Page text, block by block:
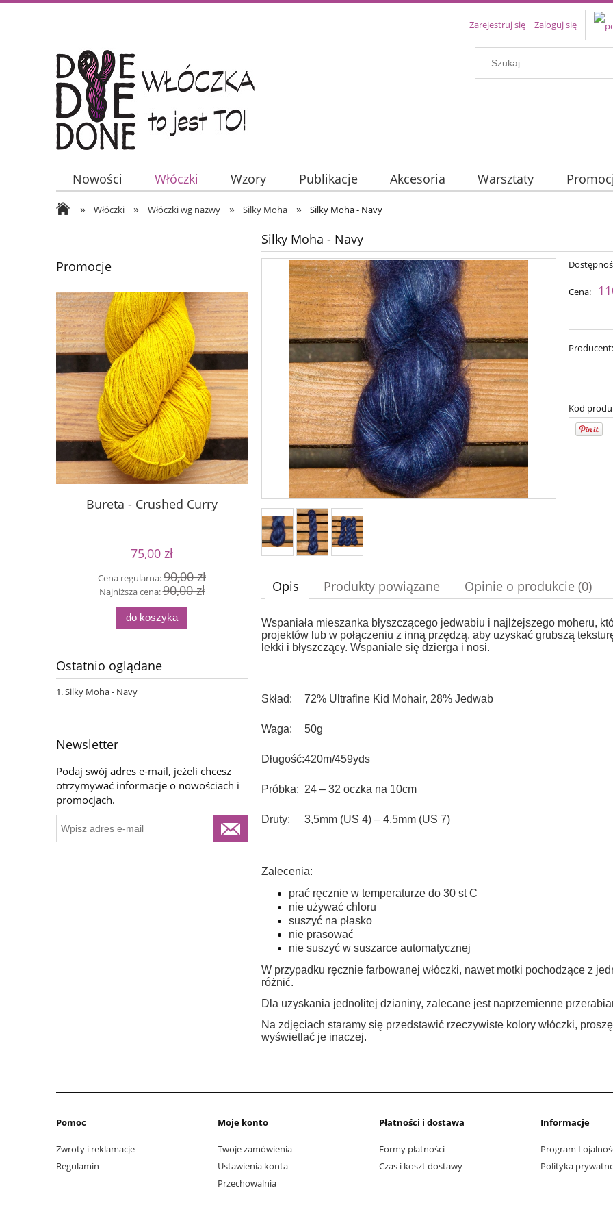
Zarejestruj się Zaloguj się
Nowości Włóczki Wzory Publikacje Akcesoria Warsztaty
» Włóczki » Włóczki wg nazwy » Silky Moha » Silky Moha - Navy
Promocje
Bureta - Crushed Curry
75,00 zł
Cena regularna:90,00 zł
Najniższa cena:90,00 zł
do koszyka
Simple Sock - 04
54,00 zł
Cena regularna:
Najniższa cena:69,00 zł
do koszyka
Cena regularna:90,00 zł
Najniższa cena:90,00 zł
Ostatnio oglądane
Silky Moha - Navy
Newsletter
Podaj swój adres e-mail, jeżeli chcesz
otrzymywać informacje o nowościach i
promocjach.
Silky Moha - Navy
Cena:
Producent:
Kod
Opis Produkty powiązane Opinie o produkcie (0)
Wspaniała mieszanka błyszczącego jedwabiu i najlżejszego moheru,
projektów lub w połączeniu z inną przędzą, aby uzyskać grubszą
lekki i błyszczący. Wspaniale się dzierga i nosi.
Skład: 72% Ultrafine Kid Mohair, 28% Jedwab
Waga: 50g
Długość:420m/459yds
Próbka: 24 – 32 oczka na 10cm
Druty: 3,5mm (US 4) – 4,5mm (US 7)
Zalecenia:
prać ręcznie w temperaturze do 30 st C
nie używać chloru
suszyć na płasko
nie prasować
nie suszyć w suszarce automatycznej
W przypadku ręcznie farbowanej włóczki, nawet motki pochodzące z
różnić.
Dla uzyskania jednolitej dzianiny, zalecane jest naprzemienne
Na zdjęciach staramy się przedstawić rzeczywiste kolory włóczki,
wyświetlać je inaczej.
Pomoc
Zwroty i reklamacje
Regulamin
Moje konto
Twoje zamówienia
Ustawienia konta
Przechowalnia
Płatności i dostawa
Formy płatności
Czas i koszt dostawy
Informacje
Program
Polityka